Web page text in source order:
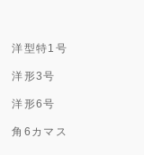
洋型特1号
洋形3号
洋形6号
角6カマス